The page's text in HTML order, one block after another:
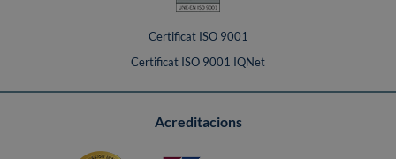
Certificat ISO 9001
Certificat ISO 9001 IQNet
Acreditacions